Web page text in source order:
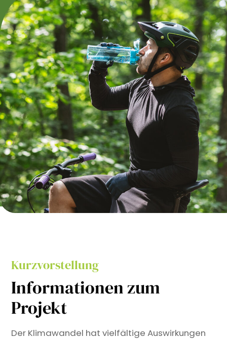
Kurzvorstellung
Informationen zum
Projekt
Der Klimawandel hat vielfältige Auswirkungen